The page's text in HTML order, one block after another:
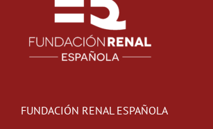
FUNDACIÓN RENAL ESPAÑOLA